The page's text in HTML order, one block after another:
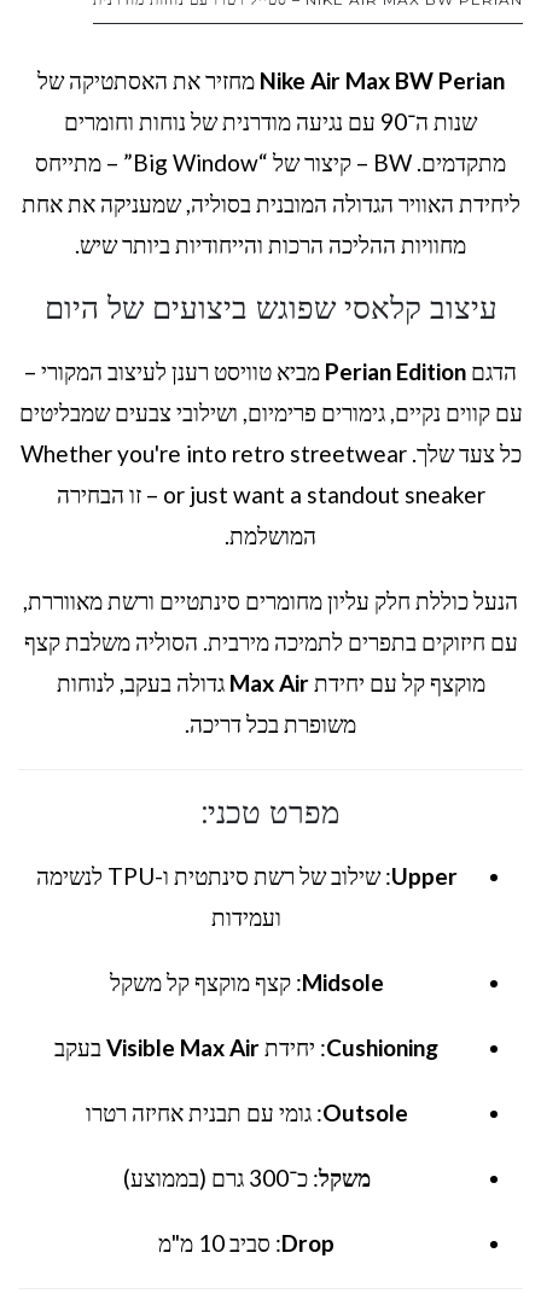
Nike Air Max BW Perian מחזיר את האסתטיקה של
שנות ה־90 עם נגיעה מודרנית של נוחות וחומרים
מתקדמים. BW – קיצור של “Big Window” – מתייחס
ליחידת האוויר הגדולה המובנית בסוליה, שמעניקה את אחת
מחוויות ההליכה הרכות והייחודיות ביותר שיש.
עיצוב קלאסי שפוגש ביצועים של היום
הדגם Perian Edition מביא טוויסט רענן לעיצוב המקורי –
עם קווים נקיים, גימורים פרימיום, ושילובי צבעים שמבליטים
כל צעד שלך. Whether you're into retro streetwear
or just want a standout sneaker – זו הבחירה
המושלמת.
הנעל כוללת חלק עליון מחומרים סינתטיים ורשת מאווררת,
עם חיזוקים בתפרים לתמיכה מירבית. הסוליה משלבת קצף
מוקצף קל עם יחידתMax Air גדולה בעקב, לנוחות
משופרת בכל דריכה.
מפרט טכני:
Upper
: שילוב של רשת סינתטית ו-TPU לנשימה
ועמידות
Midsole: קצף מוקצף קל משקל
Cushioning: יחידתVisible Max Airבעקב
Outsole: גומי עם תבנית אחיזה רטרו
משקל: כ־300 גרם (בממוצע)
Drop: סביב 10 מ"מ